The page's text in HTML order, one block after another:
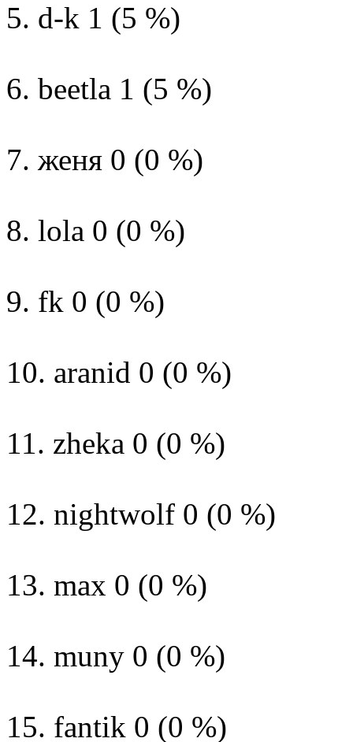
5. d-k 1 (5 %)
6. beetla 1 (5 %)
7. женя 0 (0 %)
8. lola 0 (0 %)
9. fk 0 (0 %)
10. aranid 0 (0 %)
11. zheka 0 (0 %)
12. nightwolf 0 (0 %)
13. max 0 (0 %)
14. muny 0 (0 %)
15. fantik 0 (0 %)